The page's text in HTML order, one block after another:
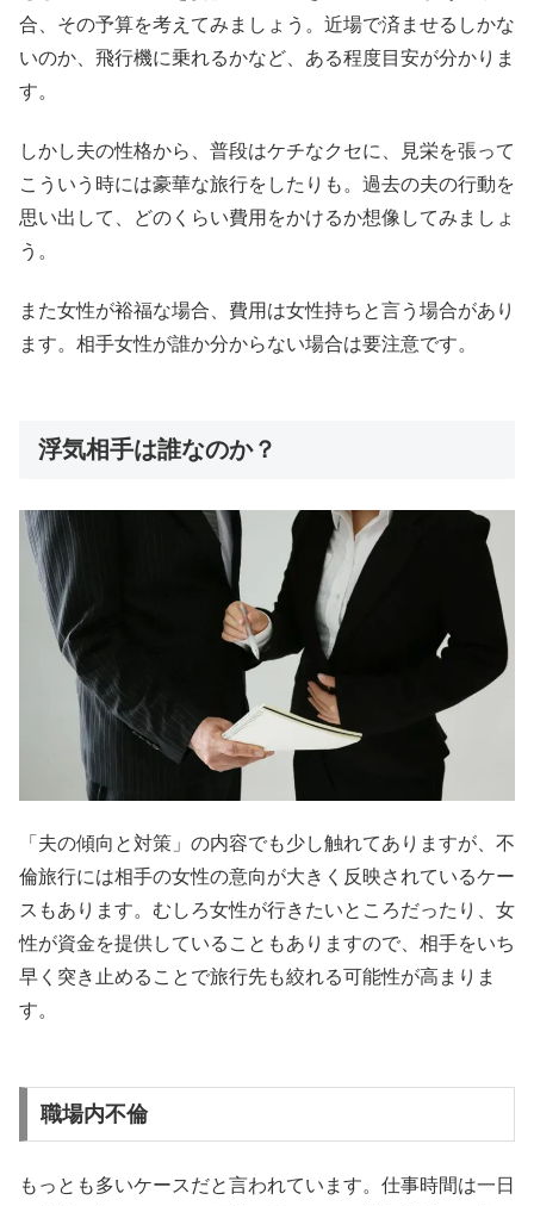
合、その予算を考えてみましょう。近場で済ませるしかな
いのか、飛行機に乗れるかなど、ある程度目安が分かりま
す。
しかし夫の性格から、普段はケチなクセに、見栄を張って
こういう時には豪華な旅行をしたりも。過去の夫の行動を
思い出して、どのくらい費用をかけるか想像してみましょ
う。
また女性が裕福な場合、費用は女性持ちと言う場合があり
ます。相手女性が誰か分からない場合は要注意です。
浮気相手は誰なのか？
「夫の傾向と対策」の内容でも少し触れてありますが、不
倫旅行には相手の女性の意向が大きく反映されているケー
スもあります。むしろ女性が行きたいところだったり、女
性が資金を提供していることもありますので、相手をいち
早く突き止めることで旅行先も絞れる可能性が高まりま
す。
職場内不倫
もっとも多いケースだと言われています。仕事時間は一日